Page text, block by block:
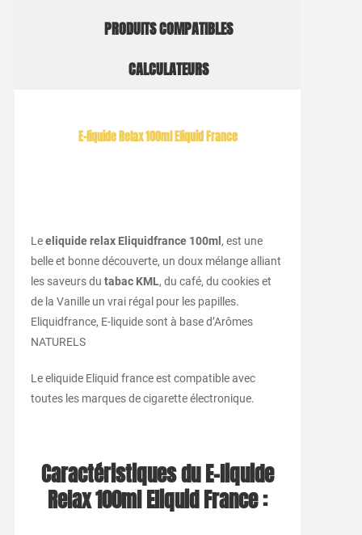
PRODUITS COMPATIBLES
CALCULATEURS
E-liquide Relax 100ml Eliquid France
Leeliquide relax Eliquidfrance 100ml , est une
belle et bonne découverte, un doux mélange alliant
les saveurs du tabac KML, du café, du cookies et
de la Vanille un vrai régal pour les papilles.
Eliquidfrance, E-liquide sont à base d’Arômes
NATURELS
Le eliquide Eliquid france est compatible avec
toutes les marques de cigarette électronique.
Caractéristiques du E-liquide
Relax 100ml Eliquid France :